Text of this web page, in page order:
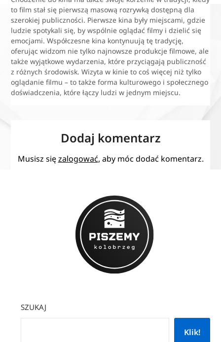
to film stał się pierwszą masową rozrywką dostępną dla
szerokiej publiczności. Pierwsze kina były miejscami, gdzie
ludzie spotykali się, by wspólnie oglądać filmy i dzielić się
emocjami. Współczesne kina kontynuują tę tradycję,
oferując widzom nie tylko najnowsze produkcje filmowe, ale
także wyjątkowe wydarzenia, które przyciągają publiczność
z różnych środowisk. Wizyta w kinie to coś więcej niż tylko
oglądanie filmu – to także forma kulturowego i społecznego
doświadczenia, które łączy ludzi w jednym miejscu.
Dodaj komentarz
Musisz sięzalogować, aby móc dodać komentarz.
SZUKAJ
Klik!